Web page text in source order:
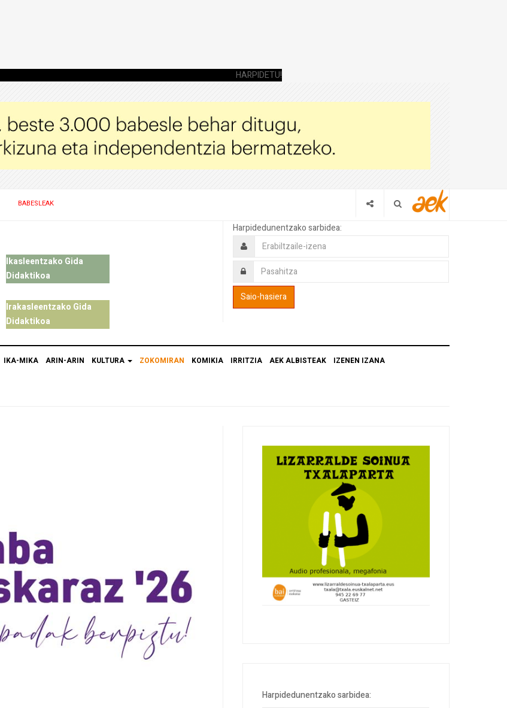
HARPIDETU!
BABESLEAK
Ikasleentzako Gida
Didaktikoa
Irakasleentzako Gida
Didaktikoa
Harpidedunentzako sarbidea:
IKA-MIKA ARIN-ARIN KULTURA ZOKOMIRAN KOMIKIA IRRITZIA AEK ALBISTEAK IZENEN IZANA
Harpidedunentzako sarbidea: